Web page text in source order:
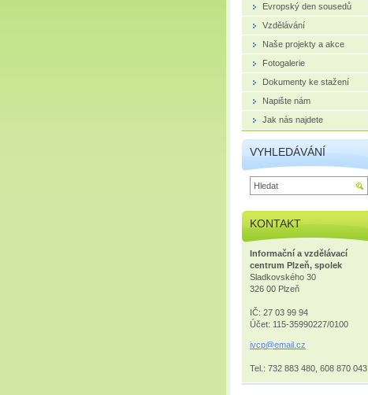
Evropský den sousedů
Vzdělávání
Naše projekty a akce
Fotogalerie
Dokumenty ke stažení
Napište nám
Jak nás najdete
VYHLEDÁVÁNÍ
KONTAKT
Informační a vzdělávací
centrum Plzeň, spolek
Sladkovského 30
326 00 Plzeň
IČ: 27 03 99 94
Účet: 115-35990227/0100
ivcp@email.cz
Tel.: 732 883 480, 608 870 043